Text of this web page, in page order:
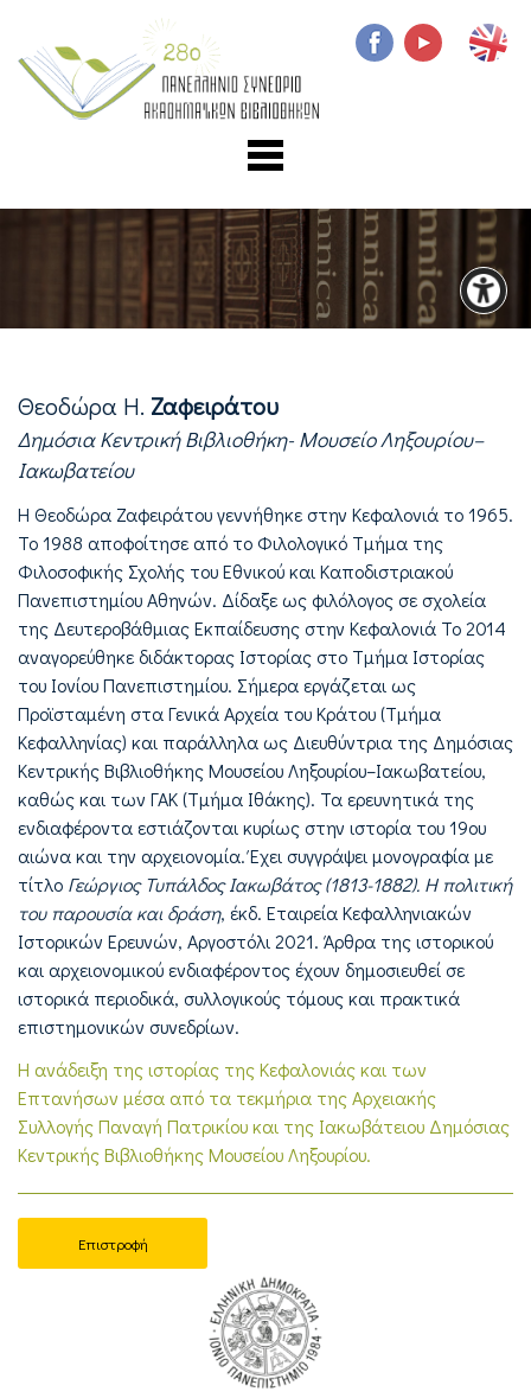
Θεοδώρα Η. Ζαφειράτου
Δημόσια Κεντρική Βιβλιοθήκη- Μουσείο Ληξουρίου–
Ιακωβατείου
Η Θεοδώρα Ζαφειράτου γεννήθηκε στην Κεφαλονιά το 1965.
Το 1988 αποφοίτησε από το Φιλολογικό Τμήμα της
Φιλοσοφικής Σχολής του Εθνικού και Καποδιστριακού
Πανεπιστημίου Αθηνών. Δίδαξε ως φιλόλογος σε σχολεία
της Δευτεροβάθμιας Εκπαίδευσης στην Κεφαλονιά Το 2014
αναγορεύθηκε διδάκτορας Ιστορίας στο Τμήμα Ιστορίας
του Ιονίου Πανεπιστημίου. Σήμερα εργάζεται ως
Προϊσταμένη στα Γενικά Αρχεία του Κράτου (Τμήμα
Κεφαλληνίας) και παράλληλα ως Διευθύντρια της Δημόσιας
Κεντρικής Βιβλιοθήκης Μουσείου Ληξουρίου–Ιακωβατείου,
καθώς και των ΓΑΚ (Τμήμα Ιθάκης). Τα ερευνητικά της
ενδιαφέροντα εστιάζονται κυρίως στην ιστορία του 19ου
αιώνα και την αρχειονομία. Έχει συγγράψει μονογραφία με
τίτλο Γεώργιος Τυπάλδος Ιακωβάτος (1813-1882). Η πολιτική
του παρουσία και δράση, έκδ. Εταιρεία Κεφαλληνιακών
Ιστορικών Ερευνών, Αργοστόλι 2021. Άρθρα της ιστορικού
και αρχειονομικού ενδιαφέροντος έχουν δημοσιευθεί σε
ιστορικά περιοδικά, συλλογικούς τόμους και πρακτικά
επιστημονικών συνεδρίων.
Η ανάδειξη της ιστορίας της Κεφαλονιάς και των
Επτανήσων μέσα από τα τεκμήρια της Αρχειακής
Συλλογής Παναγή Πατρικίου και της Ιακωβάτειου Δημόσιας
Κεντρικής Βιβλιοθήκης Μουσείου Ληξουρίου.
Επιστροφή